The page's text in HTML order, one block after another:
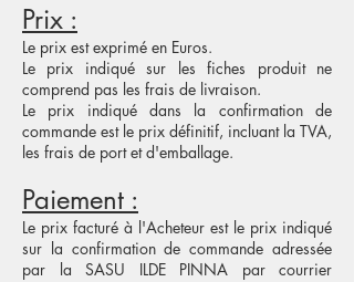
Prix :
Le prix est exprimé en Euros.
Le prix indiqué sur les fiches produit ne
comprend pas les frais de livraison.
Le prix indiqué dans la confirmation de
commande est le prix définitif, incluant la TVA,
les frais de port et d'emballage.
Paiement :
Le prix facturé à l'Acheteur est le prix indiqué
sur la confirmation de commande adressée
par la SASU ILDE PINNA par courrier